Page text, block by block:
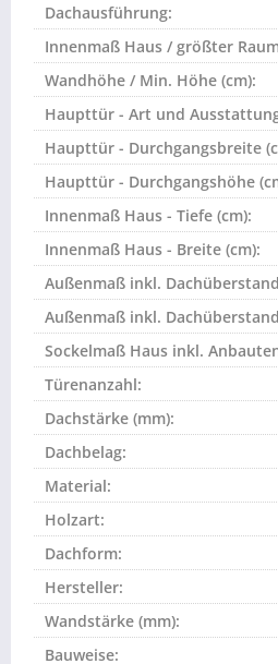
Dachausführung:
Innenmaß Haus / größter
Wandhöhe / Min. Höhe (cm):
Haupttür - Art und
Haupttür - Durchgangsbreite
Haupttür - Durchgangshöhe
Innenmaß Haus - Tiefe (cm):
Innenmaß Haus - Breite (cm):
Außenmaß inkl.
Außenmaß inkl.
Sockelmaß Haus inkl.
Türenanzahl:
Dachstärke (mm):
Dachbelag:
Material:
Holzart:
Dachform:
Hersteller:
Wandstärke (mm):
Bauweise: